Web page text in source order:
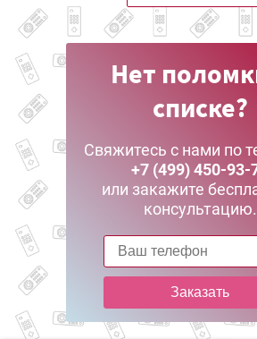
Нет
списке?
Свяжитесь с нами по
+7 (499) 450-93-
или закажите
консультацию.
Заказать